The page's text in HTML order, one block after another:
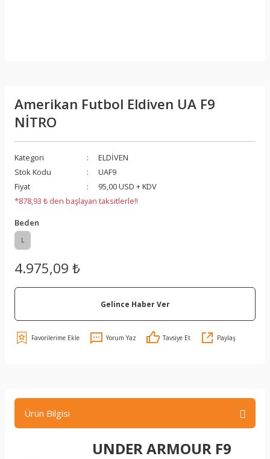
Amerikan Futbol Eldiven UA F9
NİTRO
Kategori
ELDİVEN
Stok Kodu
UAF9
Fiyat
95,00 USD + KDV
*878,93 ₺ den başlayan taksitlerle!!
Beden
L
4.975,09 ₺
Gelince Haber Ver
Yorum Yaz Tavsiye Et Paylaş
Ürün Bilgisi
UNDER ARMOUR F9